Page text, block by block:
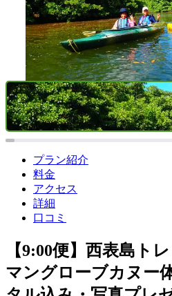
プラン紹介
料金
アクセス
詳細
口コミ
【9:00便】西表島ト
マングローブカヌー